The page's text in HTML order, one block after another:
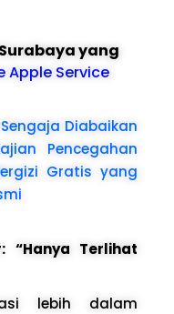
yang
Apple Service
Sengaja Diabaikan
Pencegahan
Gratis yang
“Hanya Terlihat
lebih dalam